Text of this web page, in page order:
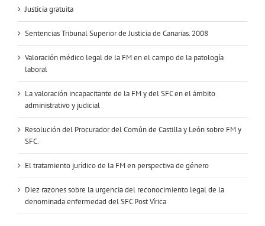
Justicia gratuita
Sentencias Tribunal Superior de Justicia de Canarias. 2008
Valoración médico legal de la FM en el campo de la patología
laboral
La valoración incapacitante de la FM y del SFC en el ámbito
administrativo y judicial
Resolución del Procurador del Común de Castilla y León sobre FM y
SFC.
El tratamiento jurídico de la FM en perspectiva de género
Diez razones sobre la urgencia del reconocimiento legal de la
denominada enfermedad del SFC Post Vírica